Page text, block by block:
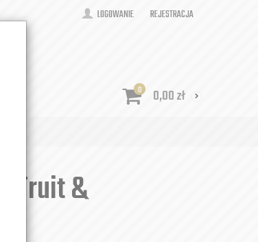
LOGOWANIE REJESTRACJA
0 0,00zł
Fruit &